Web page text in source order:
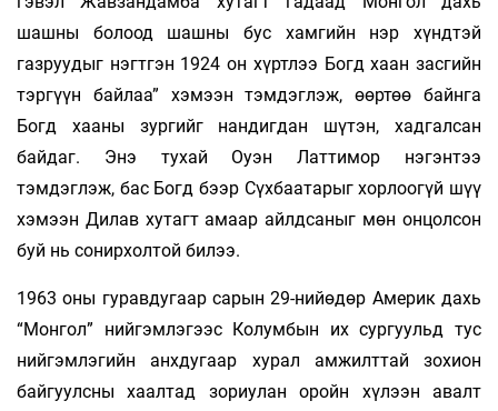
шашны болоод шашны бус хамгийн нэр хүндтэй
газруудыг нэгтгэн 1924 он хүртлээ Богд хаан засгийн
тэргүүн байлаа” хэмээн тэмдэглэж, өөртөө байнга
Богд хааны зургийг нандигдан шүтэн, хадгалсан
байдаг. Энэ тухай Оуэн Латтимор нэгэнтээ
тэмдэглэж, бас Богд бээр Сүхбаатарыг хорлоогүй шүү
хэмээн Дилав хутагт амаар айлдсаныг мөн онцолсон
буй нь сонирхолтой билээ.
1963 оны гуравдугаар сарын 29-нийөдөр Америк дахь
“Монгол” нийгэмлэгээс Колумбын их сургуульд тус
нийгэмлэгийн анхдугаар хурал амжилттай зохион
байгуулсны хаалтад зориулан оройн хүлээн авалт